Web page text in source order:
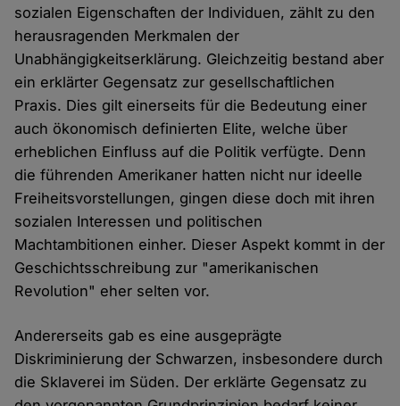
sozialen Eigenschaften der Individuen, zählt zu den
herausragenden Merkmalen der
Unabhängigkeitserklärung. Gleichzeitig bestand aber
ein erklärter Gegensatz zur gesellschaftlichen
Praxis. Dies gilt einerseits für die Bedeutung einer
auch ökonomisch definierten Elite, welche über
erheblichen Einfluss auf die Politik verfügte. Denn
die führenden Amerikaner hatten nicht nur ideelle
Freiheitsvorstellungen, gingen diese doch mit ihren
sozialen Interessen und politischen
Machtambitionen einher. Dieser Aspekt kommt in der
Geschichtsschreibung zur "amerikanischen
Revolution" eher selten vor.
Andererseits gab es eine ausgeprägte
Diskriminierung der Schwarzen, insbesondere durch
die Sklaverei im Süden. Der erklärte Gegensatz zu